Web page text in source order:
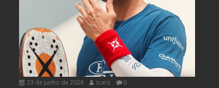
23 de junho de 2026 Icaro 0